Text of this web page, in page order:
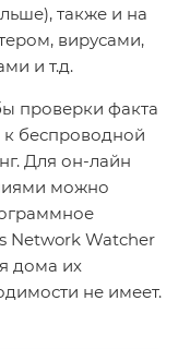
также и на
вирусами,
и т.д.
проверки факта
к беспроводной
Для он-лайн
можно
Network Watcher
дома их
не имеет.